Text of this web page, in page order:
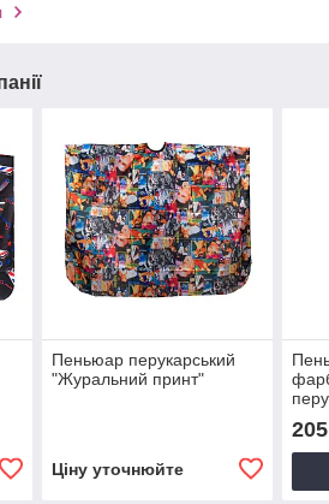
Пеньюар перукарський
"Журальний принт"
Ціну уточнюйте
205